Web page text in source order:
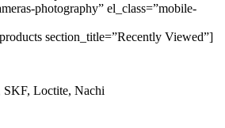
photography” el_class=”mobile-
section_title=”Recently Viewed”]